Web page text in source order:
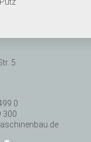
5
0
300